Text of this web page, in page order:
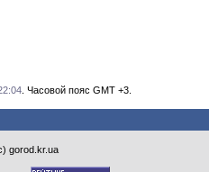
. Часовой пояс GMT +3.
gorod.kr.ua